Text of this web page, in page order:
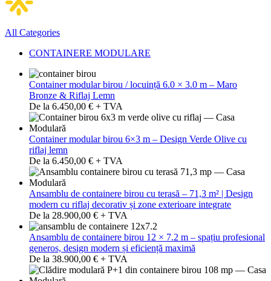
All Categories
CONTAINERE MODULARE
Container modular birou / locuință 6.0 × 3.0 m – Maro
Bronze & Riflaj Lemn
De la 6.450,00 € + TVA
Container modular birou 6×3 m – Design Verde Olive cu
riflaj lemn
De la 6.450,00 € + TVA
Ansamblu de containere birou cu terasă – 71,3 m² | Design
modern cu riflaj decorativ și zone exterioare integrate
De la 28.900,00 € + TVA
Ansamblu de containere birou 12 × 7.2 m – spațiu profesional
generos, design modern și eficiență maximă
De la 38.900,00 € + TVA